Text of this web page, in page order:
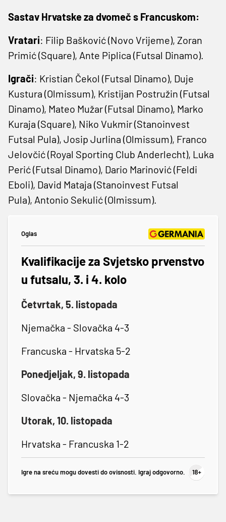
Sastav Hrvatske za dvomeč s Francuskom:
Vratari: Filip Bašković (Novo Vrijeme), Zoran
Primić (Square), Ante Piplica (Futsal Dinamo).
Igrači: Kristian Čekol (Futsal Dinamo), Duje
Kustura (Olmissum), Kristijan Postružin (Futsal
Dinamo), Mateo Mužar (Futsal Dinamo), Marko
Kuraja (Square), Niko Vukmir (Stanoinvest
Futsal Pula), Josip Jurlina (Olmissum), Franco
Jelovčić (Royal Sporting Club Anderlecht), Luka
Perić (Futsal Dinamo), Dario Marinović (Feldi
Eboli), David Mataja (Stanoinvest Futsal
Pula), Antonio Sekulić (Olmissum).
Oglas
Kvalifikacije za Svjetsko prvenstvo
u futsalu, 3. i 4. kolo
Četvrtak, 5. listopada
Njemačka - Slovačka 4-3
Francuska - Hrvatska 5-2
Ponedjeljak, 9. listopada
Slovačka - Njemačka 4-3
Utorak, 10. listopada
Hrvatska - Francuska 1-2
Igre na sreću mogu dovesti do ovisnosti. Igraj odgovorno.